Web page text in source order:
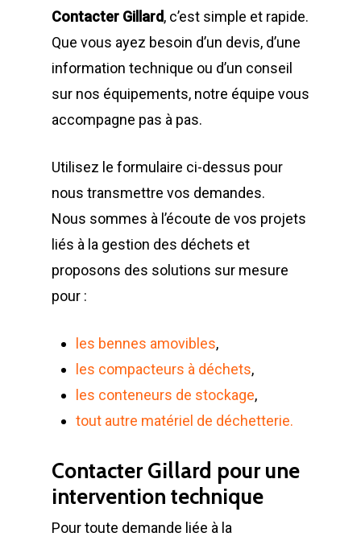
Contacter Gillard, c’est simple et rapide.
Que vous ayez besoin d’un devis, d’une
information technique ou d’un conseil
sur nos équipements, notre équipe vous
accompagne pas à pas.
Utilisez le formulaire ci-dessus pour
nous transmettre vos demandes.
Nous sommes à l’écoute de vos projets
liés à la gestion des déchets et
proposons des solutions sur mesure
pour :
les bennes amovibles,
les compacteurs à déchets,
les conteneurs de stockage,
tout autre matériel de déchetterie.
Contacter Gillard pour une
intervention technique
Pour toute demande liée à la
LA SOCIÉTÉ
Notre culture
Quelques chiffres
Nos infrastructures
PRODUITS
Compacteurs à
Compacteurs
Lève Conteneurs
MAINTENANCE
ACTUALITÉS